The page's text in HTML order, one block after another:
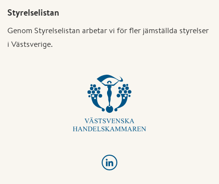
Styrelselistan
Genom Styrelselistan arbetar vi för fler jämställda styrelser
i Västsverige.